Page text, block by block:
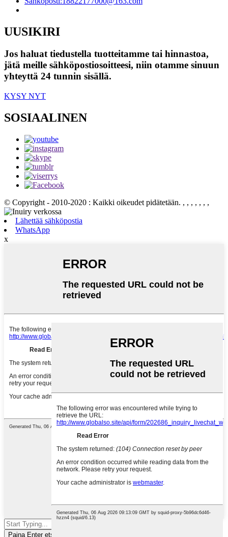
UUSIKIRI
Jos haluat tiedustella tuotteitamme tai hinnastoa,
jätä meille sähköpostiosoitteesi, niin otamme sinuun
yhteyttä 24 tunnin sisällä.
KYSY NYT
SOSIAALINEN
© Copyright - 2010-2020 : Kaikki oikeudet pidätetään. , , , , , , ,
Lähettää sähköpostia
WhatsApp
x
Paina Enter etsiäksesi tai ESC sulkeaksesi